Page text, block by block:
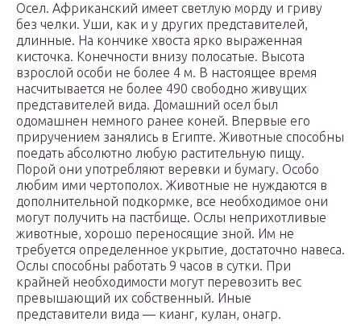
Осел. Африканский имеет светлую морду и гриву
без челки. Уши, как и у других представителей,
длинные. На кончике хвоста ярко выраженная
кисточка. Конечности внизу полосатые. Высота
взрослой особи не более 4 м. В настоящее время
насчитывается не более 490 свободно живущих
представителей вида. Домашний осел был
одомашнен немного ранее коней. Впервые его
приручением занялись в Египте. Животные способны
поедать абсолютно любую растительную пищу.
Порой они употребляют веревки и бумагу. Особо
любим ими чертополох. Животные не нуждаются в
дополнительной подкормке, все необходимое они
могут получить на пастбище. Ослы неприхотливые
животные, хорошо переносящие зной. Им не
требуется определенное укрытие, достаточно навеса.
Ослы способны работать 9 часов в сутки. При
крайней необходимости могут перевозить вес
превышающий их собственный. Иные
представители вида — кианг, кулан, онагр.